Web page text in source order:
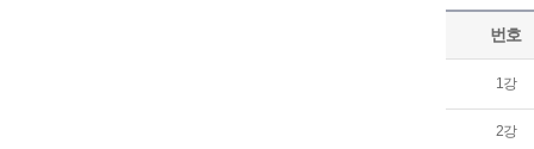
번호
1강
2강